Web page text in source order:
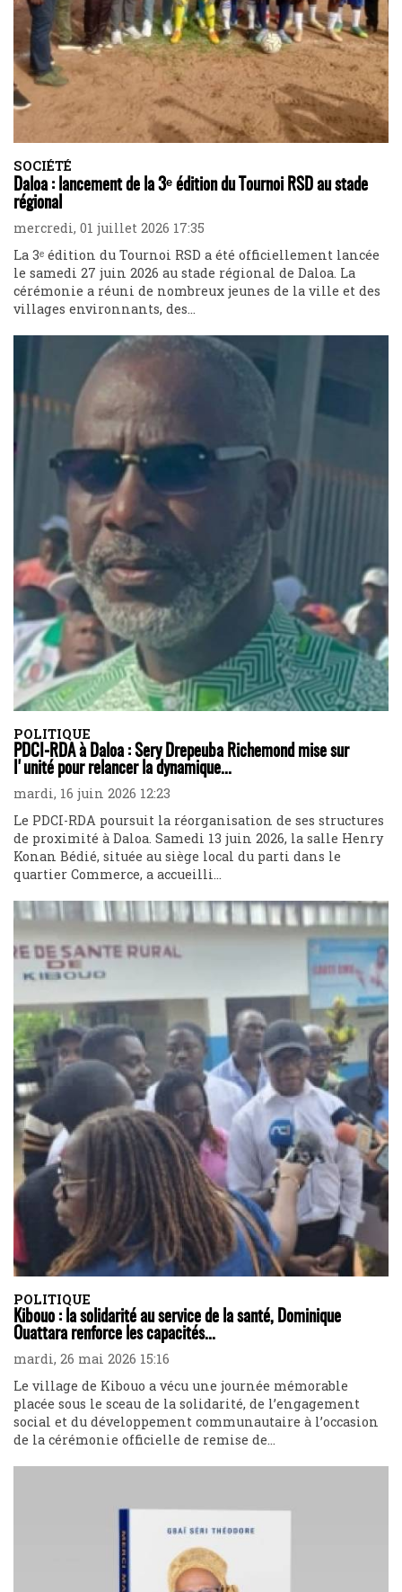
SOCIÉTÉ
Daloa : lancement de la 3ᵉ édition du Tournoi RSD au stade
régional
mercredi, 01 juillet 2026 17:35
La 3ᵉ édition du Tournoi RSD a été officiellement lancée
le samedi 27 juin 2026 au stade régional de Daloa. La
cérémonie a réuni de nombreux jeunes de la ville et des
villages environnants, des...
POLITIQUE
PDCI-RDA à Daloa : Sery Drepeuba Richemond mise sur
l'unité pour relancer la dynamique...
mardi, 16 juin 2026 12:23
Le PDCI-RDA poursuit la réorganisation de ses structures
de proximité à Daloa. Samedi 13 juin 2026, la salle Henry
Konan Bédié, située au siège local du parti dans le
quartier Commerce, a accueilli...
POLITIQUE
Kibouo : la solidarité au service de la santé, Dominique
Ouattara renforce les capacités...
mardi, 26 mai 2026 15:16
Le village de Kibouo a vécu une journée mémorable
placée sous le sceau de la solidarité, de l’engagement
social et du développement communautaire à l’occasion
de la cérémonie officielle de remise de...